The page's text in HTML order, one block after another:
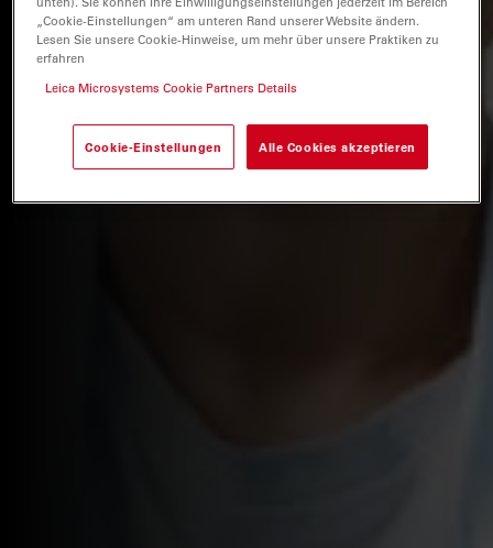
„Cookie-Einstellungen“ am unteren Rand unserer Website ändern.
Lesen Sie unsere Cookie-Hinweise, um mehr über unsere Praktiken zu
erfahren
Leica Microsystems Cookie Partners Details
Cookie-Einstellungen Alle Cookies akzeptieren